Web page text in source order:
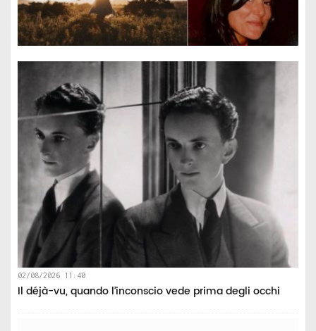
02/08/2026 11:40
Il déjà-vu, quando l’inconscio vede prima degli occhi